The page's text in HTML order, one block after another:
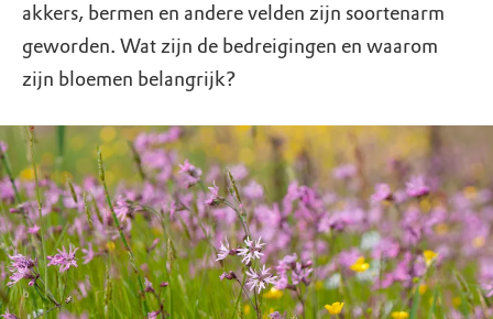
akkers, bermen en andere velden zijn soortenarm
geworden. Wat zijn de bedreigingen en waarom
zijn bloemen belangrijk?